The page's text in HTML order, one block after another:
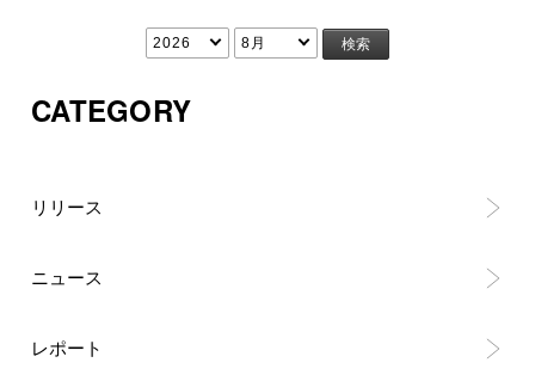
CATEGORY
リリース
ニュース
レポート